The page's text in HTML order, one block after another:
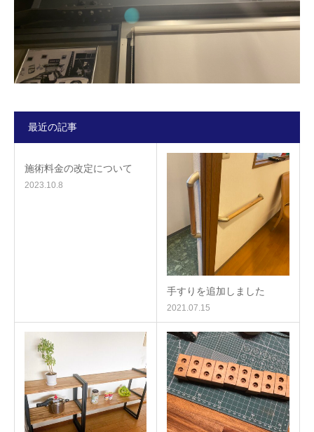
最近の記事
施術料金の改定について
2023.10.8
手すりを追加しました
2021.07.15